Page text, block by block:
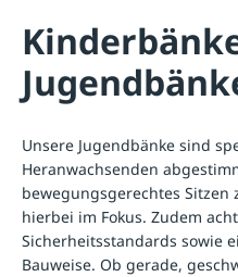
Unsere Jugendbänke sind
Heranwachsenden
bewegungsgerechtes
hierbei im Fokus. Zudem
Sicherheitsstandards sowie
Bauweise. Ob gerade,